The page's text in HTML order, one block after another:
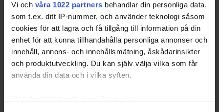
Vi och våra 1022 partners behandlar din personliga data,
som t.ex. ditt IP-nummer, och använder teknologi såsom
cookies för att lagra och få tillgång till information på din
enhet för att kunna tillhandahålla personliga annonser och
innehåll, annons- och innehållsmätning, åskådarinsikter
och produktutveckling. Du kan själv välja vilka som får
använda din data och i vilka syften.
Lenhovda IF 6
16
5
Virserums SGF 12 4 2 6 -16
16
6
Rydaholms SK 12 3 2 7 -32
11
7
Eksjö HC 12 2 1 9 -36 7